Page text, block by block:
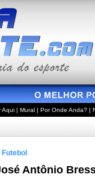
Aqui | Mural | Por Onde Anda? |
Futebol
Antônio